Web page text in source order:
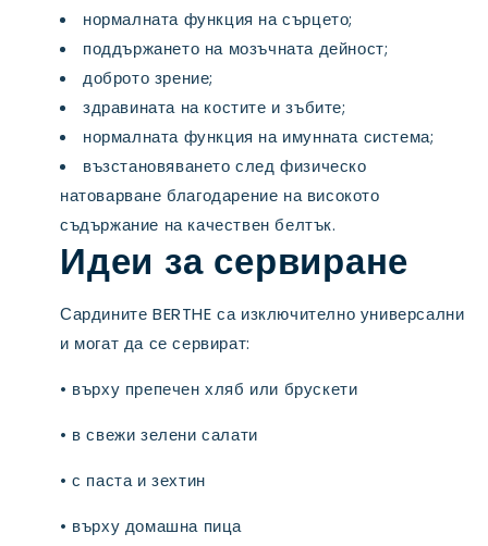
нормалната функция на сърцето;
поддържането на мозъчната дейност;
доброто зрение;
здравината на костите и зъбите;
нормалната функция на имунната система;
възстановяването след физическо
натоварване благодарение на високото
съдържание на качествен белтък.
Идеи за сервиране
Сардините BERTHE са изключително универсални
и могат да се сервират:
• върху препечен хляб или брускети
• в свежи зелени салати
• с паста и зехтин
• върху домашна пица